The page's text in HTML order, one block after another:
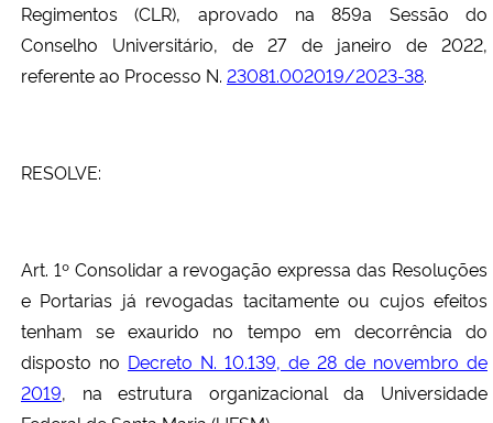
Regimentos (CLR), aprovado na 859a Sessão do
Conselho Universitário, de 27 de janeiro de 2022,
referente ao Processo N. 23081.002019/2023-38.
RESOLVE:
Art. 1º Consolidar a revogação expressa das Resoluções
e Portarias já revogadas tacitamente ou cujos efeitos
tenham se exaurido no tempo em decorrência do
disposto no Decreto N. 10.139, de 28 de novembro de
2019, na estrutura organizacional da Universidade